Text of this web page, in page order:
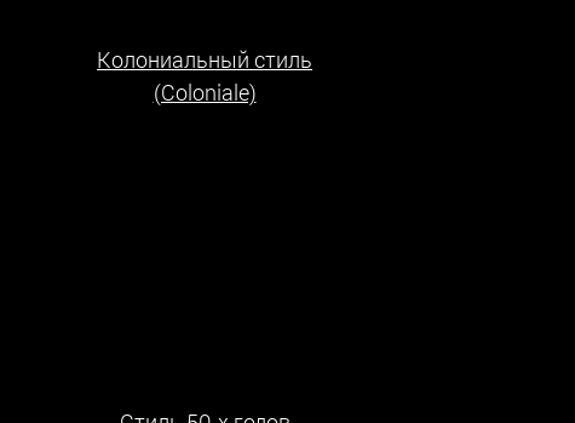
Колониальный стиль
(Coloniale)